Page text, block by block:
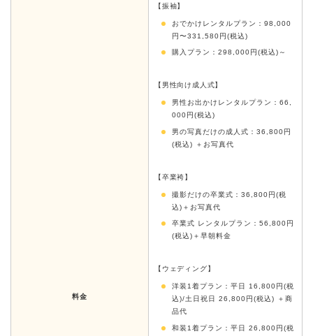
料金
【振袖】
おでかけレンタルプラン：98,000
円〜331,580円(税込)
購入プラン：298,000円(税込)～
【男性向け成人式】
男性お出かけレンタルプラン：66,
000円(税込)
男の写真だけの成人式：36,800円
(税込) ＋お写真代
【卒業袴】
撮影だけの卒業式：36,800円(税
込)＋お写真代
卒業式 レンタルプラン：56,800円
(税込)＋早朝料金
【ウェディング】
洋装1着プラン：平日 16,800円(税
込)/土日祝日 26,800円(税込) ＋商
品代
和装1着プラン：平日 26,800円(税